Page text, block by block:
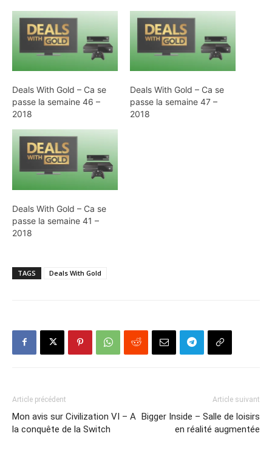
Deals With Gold – Ca se
passe la semaine 46 –
2018
Deals With Gold – Ca se
passe la semaine 47 –
2018
Deals With Gold – Ca se
passe la semaine 41 –
2018
TAGS Deals With Gold
Article précédent
Mon avis sur Civilization VI – A
la conquête de la Switch
Article suivant
Bigger Inside – Salle de loisirs
en réalité augmentée